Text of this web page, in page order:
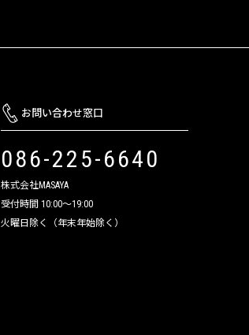
お問い合わせ窓口
086-225-6640
株式会社MASAYA
受付時間 10:00～19:00
火曜日除く（年末年始除く）